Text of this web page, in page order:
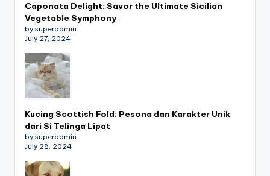
Caponata Delight: Savor the Ultimate Sicilian
Vegetable Symphony
by superadmin
July 27, 2024
Kucing Scottish Fold: Pesona dan Karakter Unik
dari Si Telinga Lipat
by superadmin
July 28, 2024